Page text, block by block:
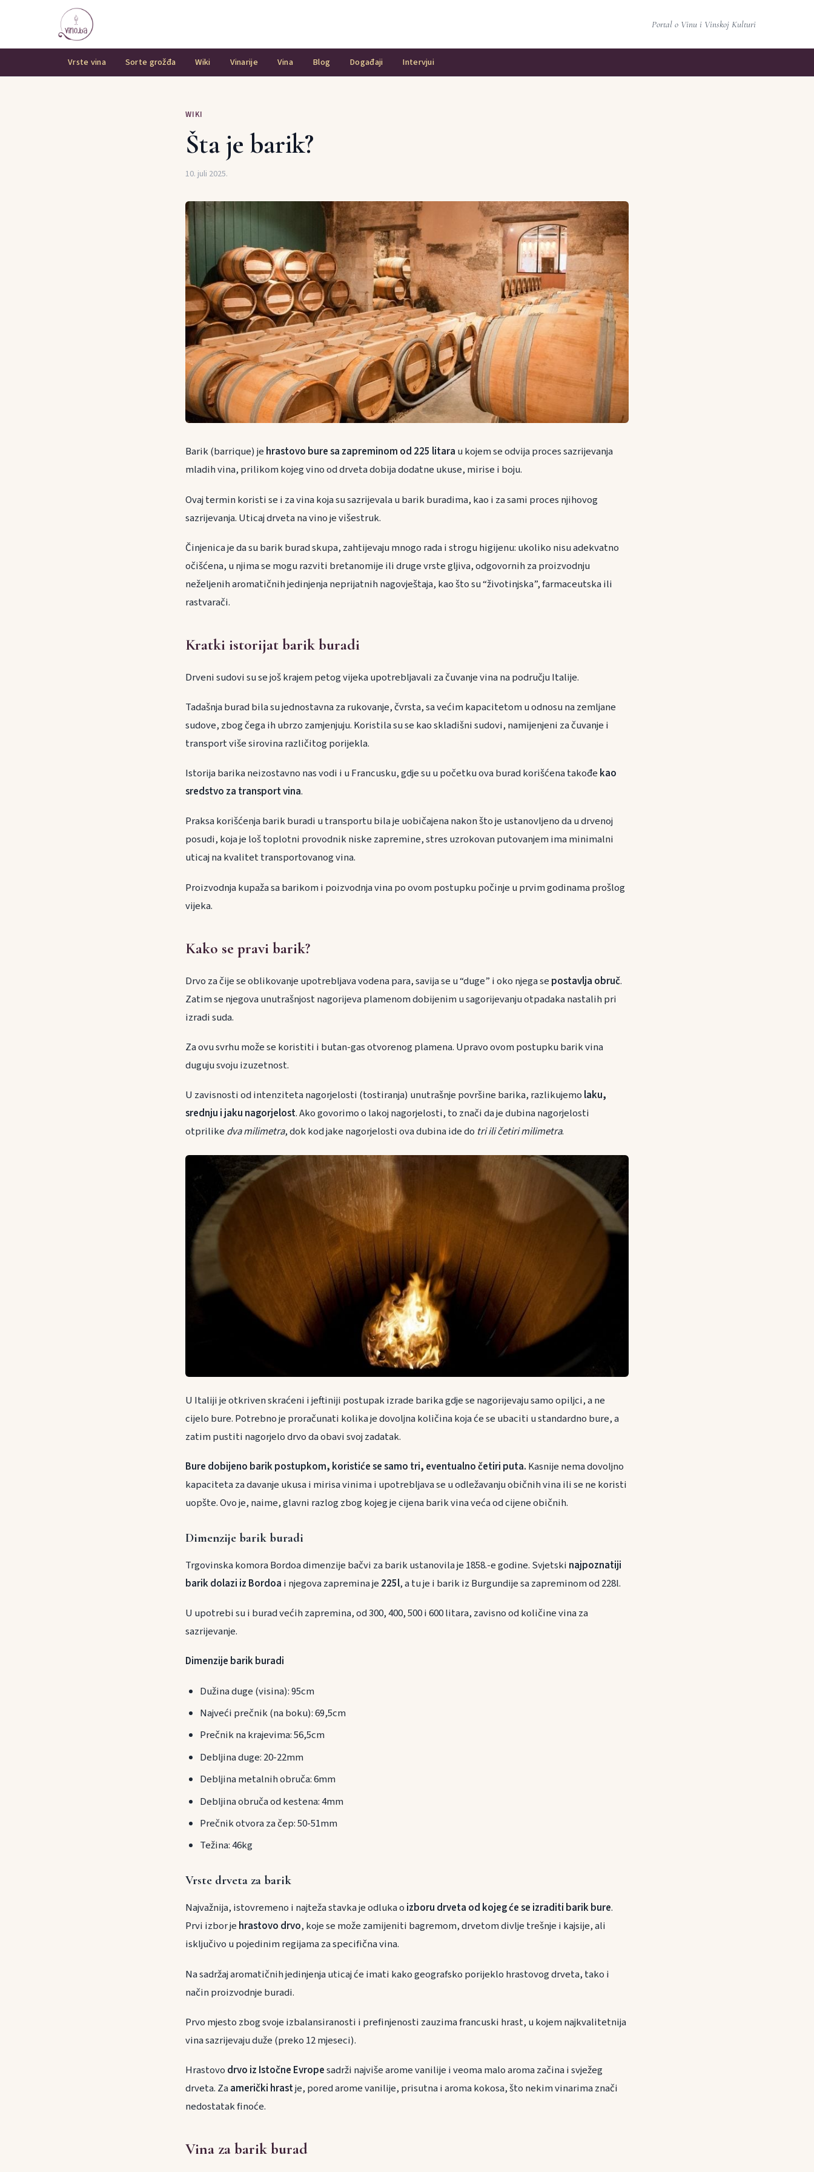
Portal o Vinu i Vinskoj Kulturi
Vrste vina Sorte grožđa Wiki Vinarije Vina Blog Događaji Intervjui
WIKI
Šta je barik?
10. juli 2025.
Barik (barrique) je hrastovo bure sa zapreminom od 225 litara u kojem se odvija proces sazrijevanja
mladih vina, prilikom kojeg vino od drveta dobija dodatne ukuse, mirise i boju.
Ovaj termin koristi se i za vina koja su sazrijevala u barik buradima, kao i za sami proces njihovog
sazrijevanja. Uticaj drveta na vino je višestruk.
Činjenica je da su barik burad skupa, zahtijevaju mnogo rada i strogu higijenu: ukoliko nisu adekvatno
očišćena, u njima se mogu razviti bretanomije ili druge vrste gljiva, odgovornih za proizvodnju
neželjenih aromatičnih jedinjenja neprijatnih nagovještaja, kao što su “životinjska”, farmaceutska ili
rastvarači.
Kratki istorijat barik buradi
Drveni sudovi su se još krajem petog vijeka upotrebljavali za čuvanje vina na području Italije.
Tadašnja burad bila su jednostavna za rukovanje, čvrsta, sa većim kapacitetom u odnosu na zemljane
sudove, zbog čega ih ubrzo zamjenjuju. Koristila su se kao skladišni sudovi, namijenjeni za čuvanje i
transport više sirovina različitog porijekla.
Istorija barika neizostavno nas vodi i u Francusku, gdje su u početku ova burad korišćena takođe kao
sredstvo za transport vina.
Praksa korišćenja barik buradi u transportu bila je uobičajena nakon što je ustanovljeno da u drvenoj
posudi, koja je loš toplotni provodnik niske zapremine, stres uzrokovan putovanjem ima minimalni
uticaj na kvalitet transportovanog vina.
Proizvodnja kupaža sa barikom i poizvodnja vina po ovom postupku počinje u prvim godinama prošlog
vijeka.
Kako se pravi barik?
Drvo za čije se oblikovanje upotrebljava vodena para, savija se u “duge” i oko njega se postavlja obruč.
Zatim se njegova unutrašnjost nagorijeva plamenom dobijenim u sagorijevanju otpadaka nastalih pri
izradi suda.
Za ovu svrhu može se koristiti i butan-gas otvorenog plamena. Upravo ovom postupku barik vina
duguju svoju izuzetnost.
U zavisnosti od intenziteta nagorjelosti (tostiranja) unutrašnje površine barika, razlikujemo laku,
srednju i jaku nagorjelost. Ako govorimo o lakoj nagorjelosti, to znači da je dubina nagorjelosti
otprilike dva milimetra, dok kod jake nagorjelosti ova dubina ide do tri ili četiri milimetra.
U Italiji je otkriven skraćeni i jeftiniji postupak izrade barika gdje se nagorijevaju samo opiljci, a ne
cijelo bure. Potrebno je proračunati kolika je dovoljna količina koja će se ubaciti u standardno bure, a
zatim pustiti nagorjelo drvo da obavi svoj zadatak.
Bure dobijeno barik postupkom, koristiće se samo tri, eventualno četiri puta. Kasnije nema dovoljno
kapaciteta za davanje ukusa i mirisa vinima i upotrebljava se u odležavanju običnih vina ili se ne koristi
uopšte. Ovo je, naime, glavni razlog zbog kojeg je cijena barik vina veća od cijene običnih.
Dimenzije barik buradi
Trgovinska komora Bordoa dimenzije bačvi za barik ustanovila je 1858.-e godine. Svjetski najpoznatiji
barik dolazi iz Bordoa i njegova zapremina je 225l, a tu je i barik iz Burgundije sa zapreminom od 228l.
U upotrebi su i burad većih zapremina, od 300, 400, 500 i 600 litara, zavisno od količine vina za
sazrijevanje.
Dimenzije barik buradi
Dužina duge (visina): 95cm
Najveći prečnik (na boku): 69,5cm
Prečnik na krajevima: 56,5cm
Debljina duge: 20-22mm
Debljina metalnih obruča: 6mm
Debljina obruča od kestena: 4mm
Prečnik otvora za čep: 50-51mm
Težina: 46kg
Vrste drveta za barik
Najvažnija, istovremeno i najteža stavka je odluka o izboru drveta od kojeg će se izraditi barik bure.
Prvi izbor je hrastovo drvo, koje se može zamijeniti bagremom, drvetom divlje trešnje i kajsije, ali
isključivo u pojedinim regijama za specifična vina.
Na sadržaj aromatičnih jedinjenja uticaj će imati kako geografsko porijeklo hrastovog drveta, tako i
način proizvodnje buradi.
Prvo mjesto zbog svoje izbalansiranosti i prefinjenosti zauzima francuski hrast, u kojem najkvalitetnija
vina sazrijevaju duže (preko 12 mjeseci).
Hrastovo drvo iz Istočne Evropesadrži najviše arome vanilije i veoma malo aroma začina i svježeg
drveta. Zaamerički hrastje, pored arome vanilije, prisutna i aroma kokosa, što nekim vinarima znači
nedostatak finoće.
Vina za barik burad